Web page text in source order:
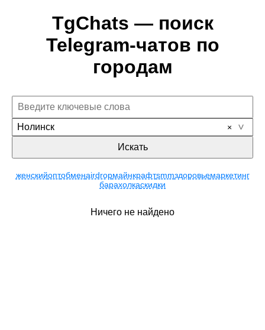
TgChats — поиск
Telegram-чатов по
городам
Нолинск
Искать
женскийоптобменairdropмайнкрафтsmmздоровьемаркетинг
барахолкаскидки
Ничего не найдено